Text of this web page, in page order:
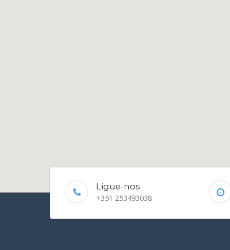
Ligue-nos
+351 253493038